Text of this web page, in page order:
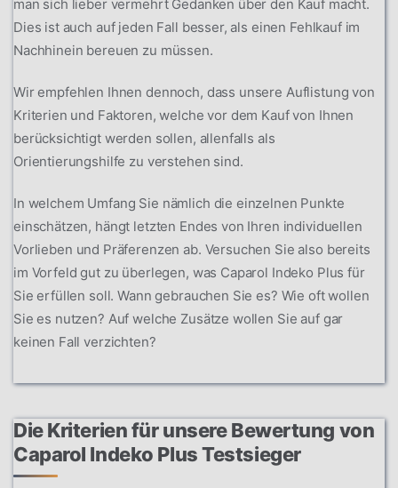
man sich lieber vermehrt Gedanken über den Kauf macht.
Dies ist auch auf jeden Fall besser, als einen Fehlkauf im
Nachhinein bereuen zu müssen.
Wir empfehlen Ihnen dennoch, dass unsere Auflistung von
Kriterien und Faktoren, welche vor dem Kauf von Ihnen
berücksichtigt werden sollen, allenfalls als
Orientierungshilfe zu verstehen sind.
In welchem Umfang Sie nämlich die einzelnen Punkte
einschätzen, hängt letzten Endes von Ihren individuellen
Vorlieben und Präferenzen ab. Versuchen Sie also bereits
im Vorfeld gut zu überlegen, was Caparol Indeko Plus für
Sie erfüllen soll. Wann gebrauchen Sie es? Wie oft wollen
Sie es nutzen? Auf welche Zusätze wollen Sie auf gar
keinen Fall verzichten?
Die Kriterien für unsere Bewertung von
Caparol Indeko Plus Testsieger